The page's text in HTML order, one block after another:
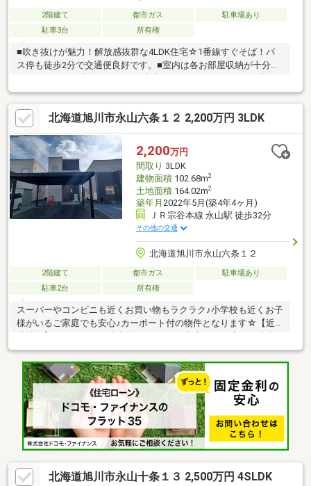
2階建て 都市ガス
駐車場あり
駐車3台
所有権
■吹き抜けが魅力！解放感抜群な4LDK住宅☆1番線すぐそば！バ
ス停も徒歩2分で交通便良好です。■室内は各お部屋収納が十分ご
駐車台数3~4台可能です！■ご案内可能です！お気軽にお問合せ下
さい。※現在居住中に付き直接の訪問はご遠慮下さい。
北海道旭川市永山六条１２ 2,200万円 3LDK
2,200万円
間取り 3LDK
建物面積102.68m2
土地面積164.02m2
築年月 2022年5月(築4年4ヶ月)
ＪＲ宗谷本線 永山駅 徒歩32分
その他の交通
北海道旭川市永山六条１２
2階建て 都市ガス
駐車場あり
駐車2台
所有権
スーパーやコンビニも近くお買い物もラクラク♪小学校も近くお子
様がいるご家庭でも安心♪カーポート付の物件となります☆【近
分、永山西小学校まで徒歩7分直接のご訪問はご遠慮下さい。内覧
等は事前に弊社までご相談ください。お問い合わせは、フリーダ
イヤル 0120-50-3215までお願いいたします。
北海道旭川市永山十条１３ 2,500万円 4SLDK